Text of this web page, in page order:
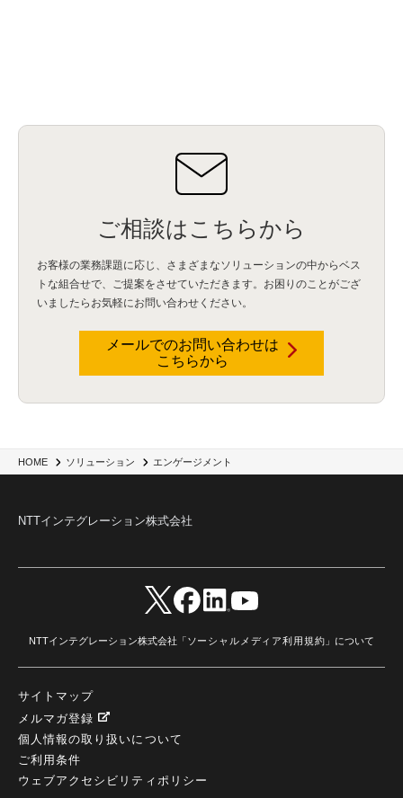
HOME ソリューション エンゲージメント
ご相談はこちらから
お客様の業務課題に応じ、さまざまなソリューションの中からベス
トな組合せで、
ご提案をさせていただきます。お困りのことがござ
いましたらお気軽にお問い合わせください。
メールでのお問い合わせは
こちらから
NTTインテグレーション株式会社
NTTインテグレーション株式会社「ソーシャルメディア利用規約 」について
サイトマップ
メルマガ登録
個人情報の取り扱いについて
ご利用条件
ウェブアクセシビリティポリシー